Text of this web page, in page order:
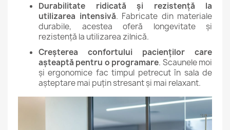
Durabilitate ridicată și rezistență la
utilizarea intensivă. Fabricate din materiale
durabile, acestea oferă longevitate și
rezistență la utilizarea zilnică.
Creșterea confortului pacienților care
așteaptă pentru o programare. Scaunele moi
și ergonomice fac timpul petrecut în sala de
așteptare mai puțin stresant și mai relaxant.